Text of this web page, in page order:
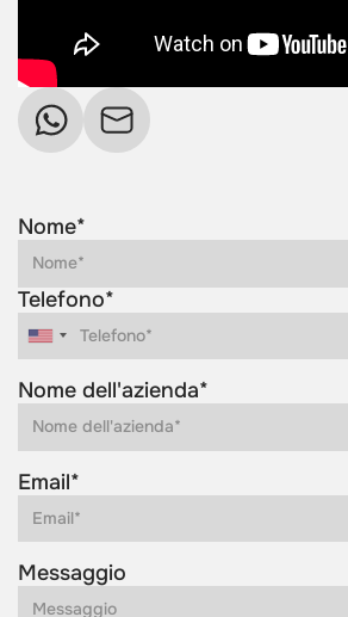
Nome*
Telefono*
Nome dell'azienda*
Email*
Messaggio